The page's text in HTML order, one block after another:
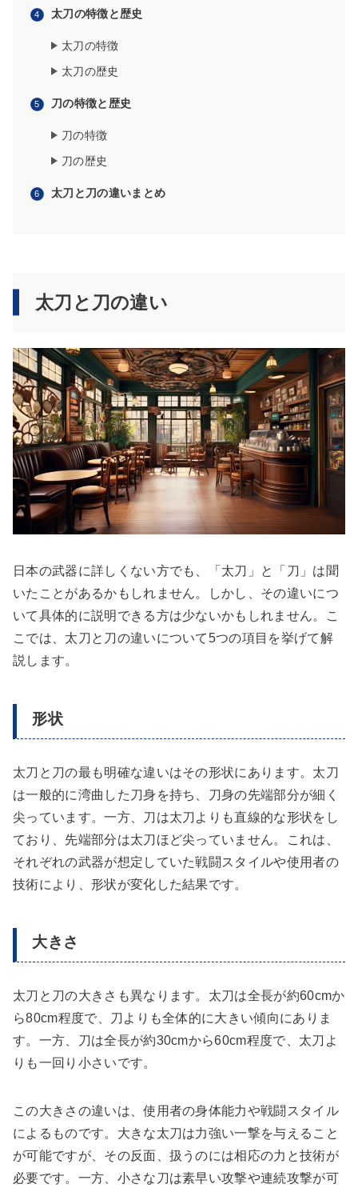
太刀の特徴と歴史
太刀の特徴
太刀の歴史
刀の特徴と歴史
刀の特徴
刀の歴史
太刀と刀の違いまとめ
太刀と刀の違い
日本の武器に詳しくない方でも、「太刀」と「刀」は聞
いたことがあるかもしれません。しかし、その違いにつ
いて具体的に説明できる方は少ないかもしれません。こ
こでは、太刀と刀の違いについて5つの項目を挙げて解
説します。
形状
太刀と刀の最も明確な違いはその形状にあります。太刀
は一般的に湾曲した刀身を持ち、刀身の先端部分が細く
尖っています。一方、刀は太刀よりも直線的な形状をし
ており、先端部分は太刀ほど尖っていません。これは、
それぞれの武器が想定していた戦闘スタイルや使用者の
技術により、形状が変化した結果です。
大きさ
太刀と刀の大きさも異なります。太刀は全長が約60cmか
ら80cm程度で、刀よりも全体的に大きい傾向にありま
す。一方、刀は全長が約30cmから60cm程度で、太刀よ
りも一回り小さいです。
この大きさの違いは、使用者の身体能力や戦闘スタイル
によるものです。大きな太刀は力強い一撃を与えること
が可能ですが、その反面、扱うのには相応の力と技術が
必要です。一方、小さな刀は素早い攻撃や連続攻撃が可